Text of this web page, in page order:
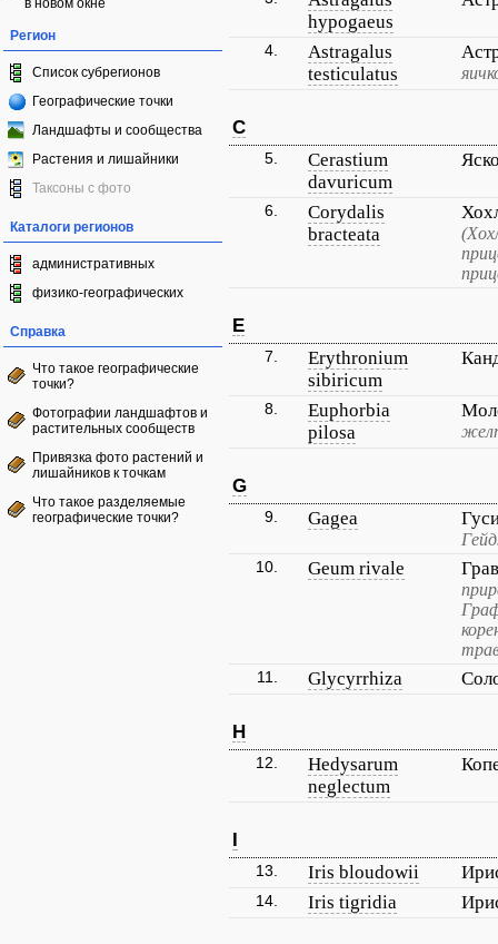
в новом окне
Регион
Список субрегионов
Географические точки
Ландшафты и сообщества
Растения и лишайники
Таксоны с фото
Каталоги регионов
административных
физико-географических
Справка
Что такое географические
точки?
Фотографии ландшафтов и
растительных сообществ
Привязка фото растений и
лишайников к точкам
Что такое разделяемые
географические точки?
hypogaeus
4.
Astragalus
testiculatus
C
5.
Cerastium
davuricum
6.
Corydalis
bracteata
E
7.
Erythronium
sibiricum
8.
Euphorbia
pilosa
G
9. Gagea
10. Geum rivale
11. Glycyrrhiza
H
12.
Hedysarum
neglectum
I
13. Iris bloudowii
14. Iris tigridia